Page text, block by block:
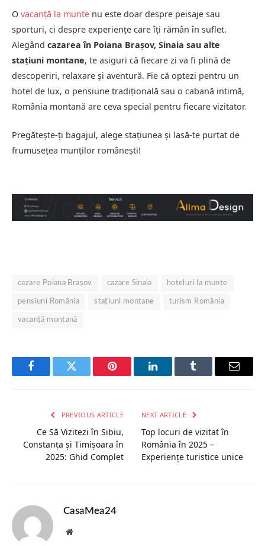
O vacanță la munte nu este doar despre peisaje sau
sporturi, ci despre experiențe care îți rămân în suflet.
Alegând cazarea în Poiana Brașov, Sinaia sau alte
stațiuni montane, te asiguri că fiecare zi va fi plină de
descoperiri, relaxare și aventură. Fie că optezi pentru un
hotel de lux, o pensiune tradițională sau o cabană intimă,
România montană are ceva special pentru fiecare vizitator.
Pregătește-ți bagajul, alege stațiunea și lasă-te purtat de
frumusețea munților românești!
cazare Poiana Brașov cazare Sinaia hoteluri la munte
pensiuni România stațiuni montane turism România
vacanță montană
FacebookTwitter Pinterest LinkedInTumblr Email
PREVIOUS ARTICLE
Ce Să Vizitezi în Sibiu,
Constanța și Timișoara în
2025: Ghid Complet
NEXT ARTICLE
Top locuri de vizitat în
România în 2025 –
Experiențe turistice unice
CasaMea24
Website